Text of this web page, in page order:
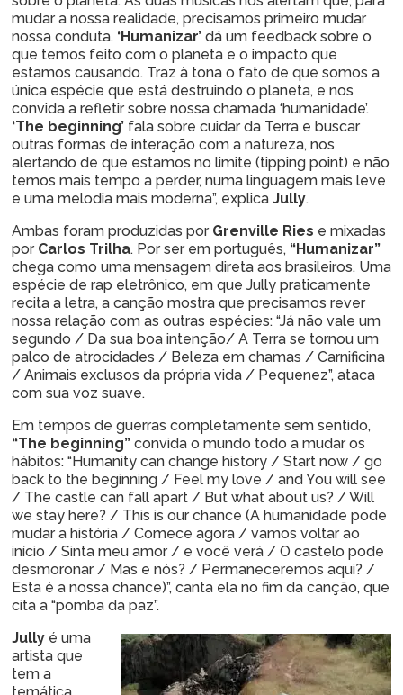
mudar a nossa realidade, precisamos primeiro mudar
nossa conduta. ‘Humanizar’ dá um feedback sobre o
que temos feito com o planeta e o impacto que
estamos causando. Traz à tona o fato de que somos a
única espécie que está destruindo o planeta, e nos
convida a refletir sobre nossa chamada ‘humanidade’.
‘The beginning’ fala sobre cuidar da Terra e buscar
outras formas de interação com a natureza, nos
alertando de que estamos no limite (tipping point) e não
temos mais tempo a perder, numa linguagem mais leve
e uma melodia mais moderna”, explica Jully.
Ambas foram produzidas por Grenville Ries e mixadas
por Carlos Trilha. Por ser em português, “Humanizar”
chega como uma mensagem direta aos brasileiros. Uma
espécie de rap eletrônico, em que Jully praticamente
recita a letra, a canção mostra que precisamos rever
nossa relação com as outras espécies: “Já não vale um
segundo / Da sua boa intenção/ A Terra se tornou um
palco de atrocidades / Beleza em chamas / Carnificina
/ Animais exclusos da própria vida / Pequenez”, ataca
com sua voz suave.
Em tempos de guerras completamente sem sentido,
“The beginning” convida o mundo todo a mudar os
hábitos: “Humanity can change history / Start now / go
back to the beginning / Feel my love / and You will see
/ The castle can fall apart / But what about us? / Will
we stay here? / This is our chance (A humanidade pode
mudar a história / Comece agora / vamos voltar ao
início / Sinta meu amor / e você verá / O castelo pode
desmoronar / Mas e nós? / Permaneceremos aqui? /
Esta é a nossa chance)”, canta ela no fim da canção, que
cita a “pomba da paz”.
Jully é uma
artista que
tem a